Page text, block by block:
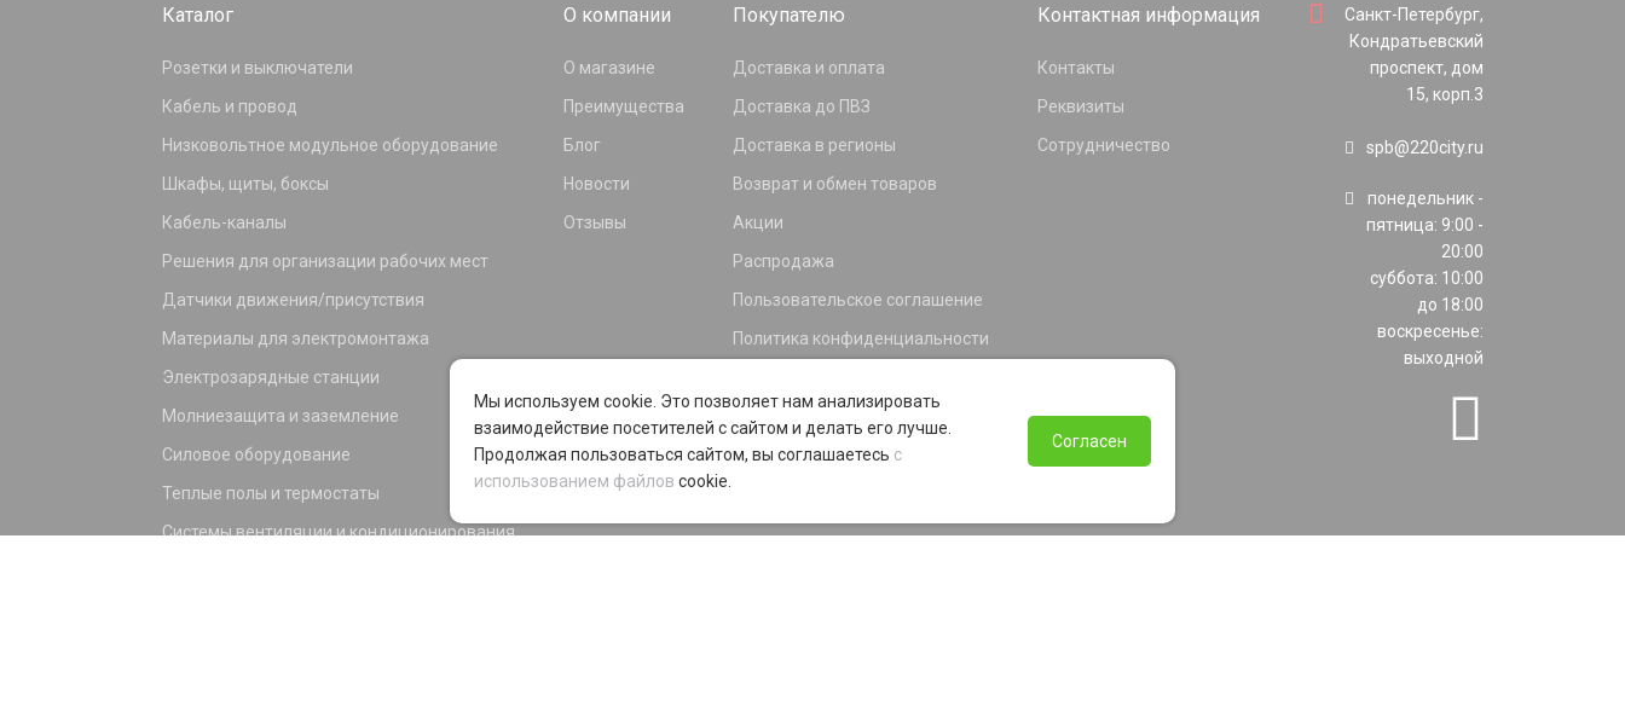
Каталог
Розетки и выключатели
Кабель и провод
Низковольтное модульное оборудование
Шкафы, щиты, боксы
Кабель-каналы
Решения для организации рабочих мест
Датчики движения/присутствия
Материалы для электромонтажа
Электрозарядные станции
Молниезащита и заземление
Силовое оборудование
Теплые полы и термостаты
Системы вентиляции и кондиционирования
О компании
О магазине
Преимущества
Блог
Новости
Отзывы
Покупателю
Доставка и оплата
Доставка до ПВЗ
Доставка в регионы
Возврат и обмен товаров
Акции
Распродажа
Пользовательское соглашение
Политика конфиденциальности
Программа лояльности
Контактная информация
Контакты
Реквизиты
Сотрудничество
Санкт-Петербург,
Кондратьевский
проспект, дом
15, корп.3
spb@220city.ru
понедельник -
пятница: 9:00 -
20:00
суббота: 10:00
до 18:00
воскресенье:
выходной
Мы используем cookie. Это позволяет нам анализировать
взаимодействие посетителей с сайтом и делать его лучше.
Продолжая пользоваться сайтом, вы соглашаетесь с
использованием файлов cookie.
Согласен